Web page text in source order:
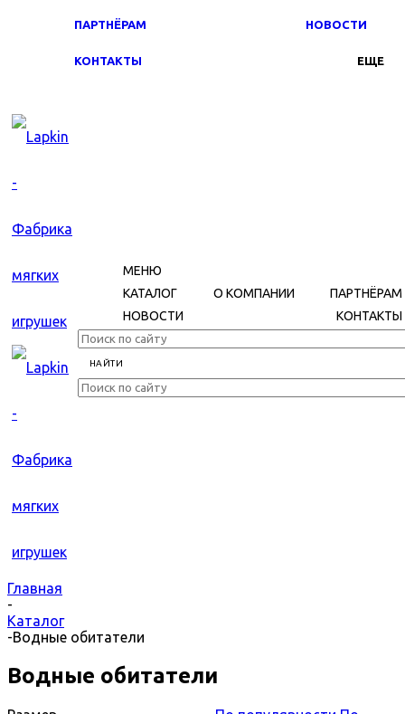
ПАРТНЁРАМ НОВОСТИ
КОНТАКТЫ ЕЩЕ
МЕНЮ
КАТАЛОГ
О КОМПАНИИ
ПАРТНЁРАМ
НОВОСТИ
КОНТАКТЫ
Главная
-
Каталог
-Водные обитатели
Водные обитатели